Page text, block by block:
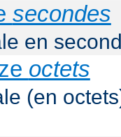
secondes
en
octets
(en